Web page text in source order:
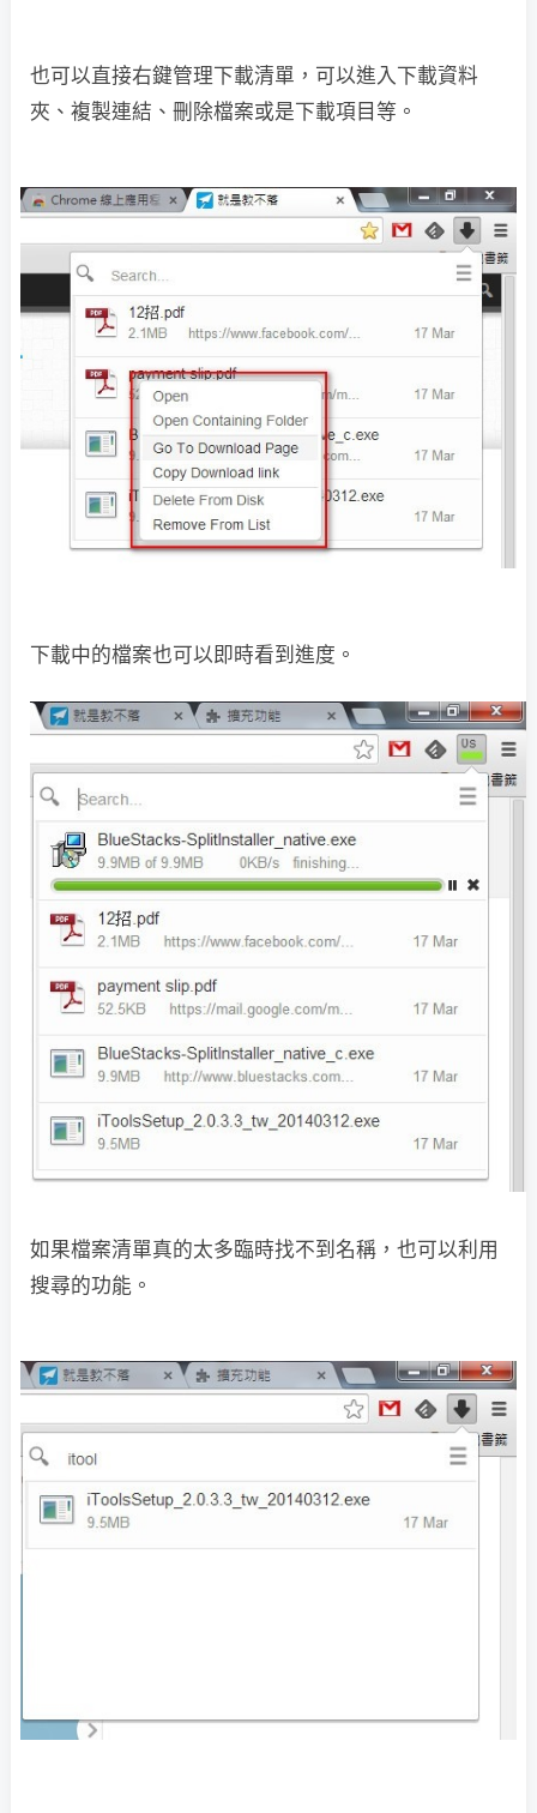
也可以直接右鍵管理下載清單，可以進入下載資料
夾、複製連結、刪除檔案或是下載項目等。
下載中的檔案也可以即時看到進度。
如果檔案清單真的太多臨時找不到名稱，也可以利用
搜尋的功能。